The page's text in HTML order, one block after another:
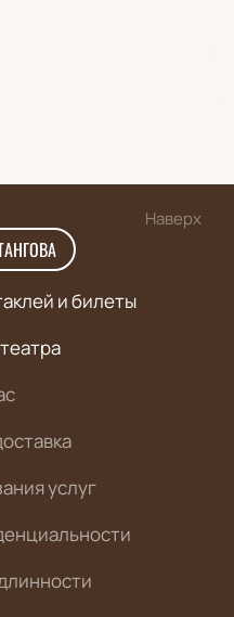
Наверх
и билеты
услуг